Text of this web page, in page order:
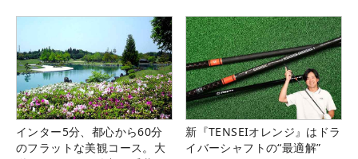
インター5分、都心から60分
のフラットな美観コース。大
新『TENSEIオレンジ』はドラ
イバーシャフトの“最適解”